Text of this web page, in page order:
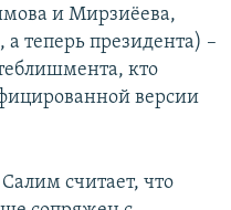
и Мирзиёева,
теперь президента) –
кто
версии
считает, что